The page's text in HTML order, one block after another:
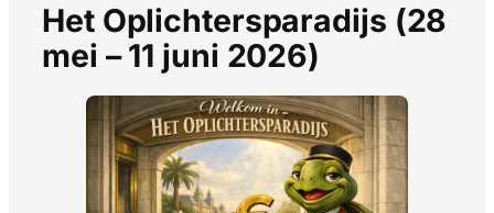
Het Oplichtersparadijs (28
mei – 11 juni 2026)